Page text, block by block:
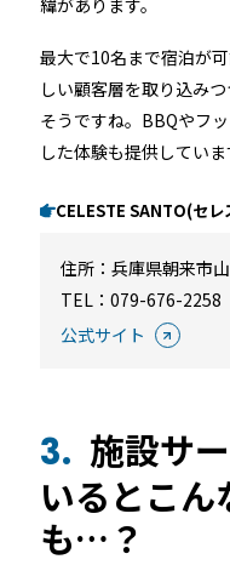
最大で10名まで宿泊が
しい顧客層を取り込み
そうですね。BBQやフ
した体験も提供していま
CELESTE SANTO(セレ
住所： 兵庫県朝来市
TEL： 079-676-2258
公式サイト
3. 施設サ
いるとこ
も…？